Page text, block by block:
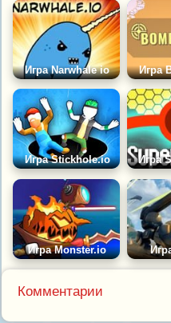
Игра Narwhale io Игра
Игра Stickhole.io Игра
Игра Monster.io
Комментарии